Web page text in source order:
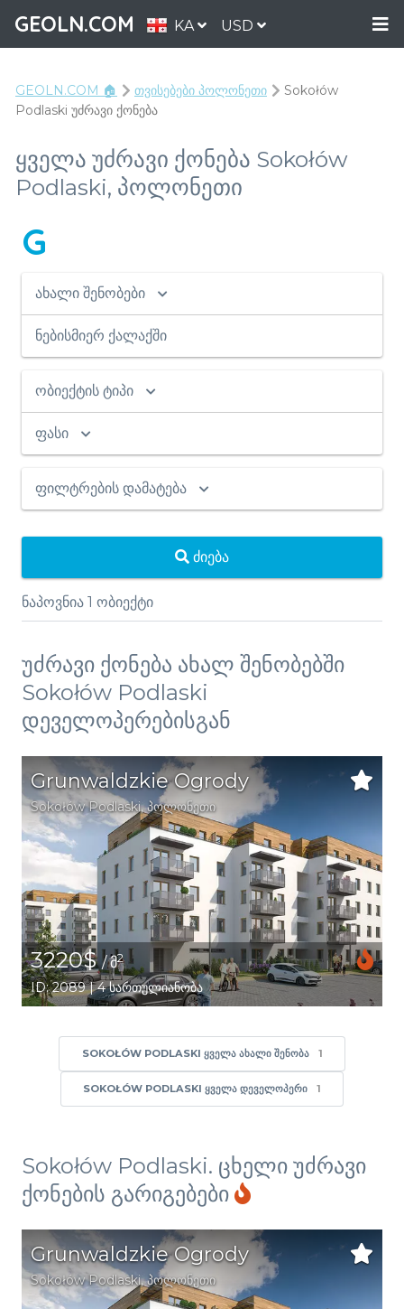
GEOLN.COM KA USD
GEOLN.COM 🏠 თვისებები პოლონეთი
Sokołów
Podlaski უძრავი ქონება
ყველა უძრავი ქონება Sokołów
Podlaski, პოლონეთი
G
ახალი შენობები
ნებისმიერ ქალაქში
ობიექტის ტიპი
ფასი
ფილტრების დამატება
ძიება
ნაპოვნია 1 ობიექტი
უძრავი ქონება ახალ შენობებში
Sokołów Podlaski
დეველოპერებისგან
Grunwaldzkie Ogrody
Sokołów Podlaski,პოლონეთი
3220$/ მ2
ID: 2089 | 4 სართულიანობა
SOKOŁÓW PODLASKI ᲧᲕᲔᲚᲐ ᲐᲮᲐᲚᲘ ᲨᲔᲜᲝᲑᲐ 1
SOKOŁÓW PODLASKI ᲧᲕᲔᲚᲐ ᲓᲔᲕᲔᲚᲝᲞᲔᲠᲘ 1
Sokołów Podlaski. ცხელი უძრავი
ქონების გარიგებები
Grunwaldzkie Ogrody
Sokołów Podlaski,პოლონეთი